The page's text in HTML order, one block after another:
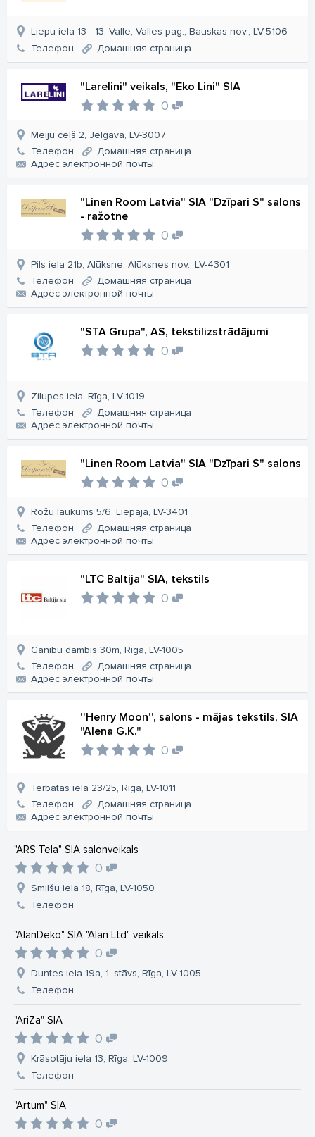
Liepu iela 13 - 13, Valle, Valles pag., Bauskas nov., LV-5106
Телефон
Домашняя страница
"Larelini" veikals, "Eko Lini" SIA
0
Meiju ceļš 2, Jelgava, LV-3007
Телефон
Домашняя страница
Aдрес электронной почты
"Linen Room Latvia" SIA "Dzīpari S" salons
- ražotne
0
Pils iela 21b, Alūksne, Alūksnes nov., LV-4301
Телефон
Домашняя страница
Aдрес электронной почты
"STA Grupa", AS, tekstilizstrādājumi
0
Zilupes iela, Rīga, LV-1019
Телефон
Домашняя страница
Aдрес электронной почты
"Linen Room Latvia" SIA "Dzīpari S" salons
0
Rožu laukums 5/6, Liepāja, LV-3401
Телефон
Домашняя страница
Aдрес электронной почты
"LTC Baltija" SIA, tekstils
0
Ganību dambis 30m, Rīga, LV-1005
Телефон
Домашняя страница
Aдрес электронной почты
''Henry Moon'', salons - mājas tekstils, SIA
"Alena G.K."
0
Tērbatas iela 23/25, Rīga, LV-1011
Телефон
Домашняя страница
Aдрес электронной почты
"ARS Tela" SIA salonveikals
0
Smilšu iela 18, Rīga, LV-1050
Телефон
"AlanDeko" SIA "Alan Ltd" veikals
0
Duntes iela 19a, 1. stāvs, Rīga, LV-1005
Телефон
"AriZa" SIA
0
Krāsotāju iela 13, Rīga, LV-1009
Телефон
"Artum" SIA
0